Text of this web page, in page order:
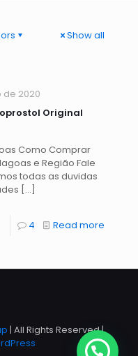
Show all
2020
Original
Como Comprar
e Região Fale
todas as duvidas
[…]
4 Read more
| All Rights Reserved |